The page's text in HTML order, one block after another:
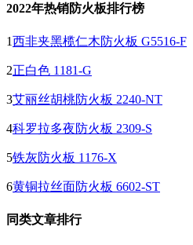
2022年热销防火板排行榜
1西非夹黑榄仁木防火板 G5516-F
2正白色 1181-G
3艾丽丝胡桃防火板 2240-NT
4科罗拉多夜防火板 2309-S
5铁灰防火板 1176-X
6黄铜拉丝面防火板 6602-ST
同类文章排行